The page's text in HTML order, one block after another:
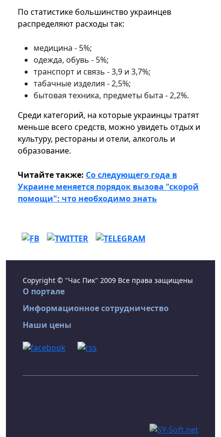
По статистике большинство украинцев
распределяют расходы так:
медицина - 5%;
одежда, обувь - 5%;
транспорт и связь - 3,9 и 3,7%;
табачные изделия - 2,5%;
бытовая техника, предметы быта - 2,2%.
Среди категорий, на которые украинцы тратят
меньше всего средств, можно увидеть отдых и
культуру, рестораны и отели, алкоголь и
образование.
Читайте также: Со следующего года в
Украине меняется порядок вызова "скорой
помощи": что необходимо знать
Copyright © "Час Пик" 2009 Все права защищены
О портале
Информационное сотрудничество
Наши цены